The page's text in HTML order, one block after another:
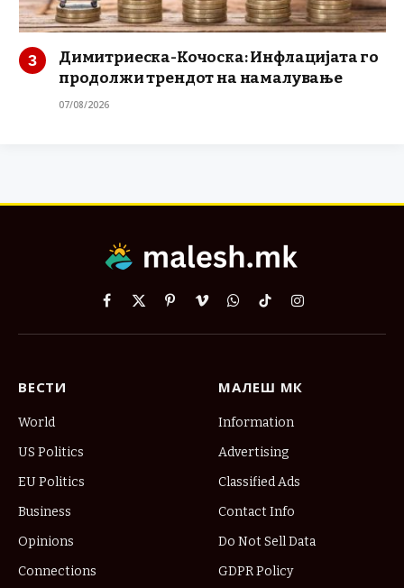
Димитриеска-Кочоска: Инфлацијата го
продолжи трендот на намалување
07/08/2026
Facebook
X
PinterestVimeoWhatsApp
TikTokInstagram
ВЕСТИ
World
US Politics
EU Politics
Business
Opinions
Connections
МАЛЕШ МК
Information
Advertising
Classified Ads
Contact Info
Do Not Sell Data
GDPR Policy